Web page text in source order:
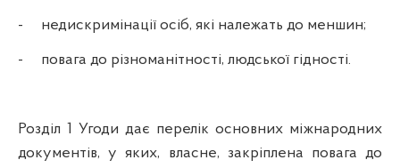
- недискримінації осіб, які належать до меншин;
- повага до різноманітності, людської гідності.
Розділ 1 Угоди дає перелік основних міжнародних
документів, у яких, власне, закріплена повага до